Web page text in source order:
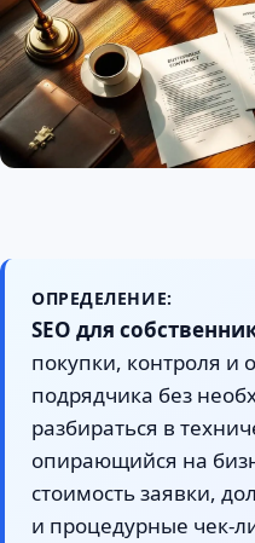
ОПРЕДЕЛЕНИЕ:
SEO для
покупки, контроля и
подрядчика без
разбираться в
опирающийся на
стоимость заявки,
и процедурные чек-